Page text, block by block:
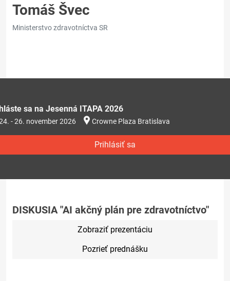
Tomáš Švec
Ministerstvo zdravotníctva SR
sa na Jesenná ITAPA 2026
- 26. november 2026 Crowne Plaza Bratislava
Prihlásiť sa
DISKUSIA "AI akčný plán pre zdravotníctvo"
Zobraziť prezentáciu
Pozrieť prednášku